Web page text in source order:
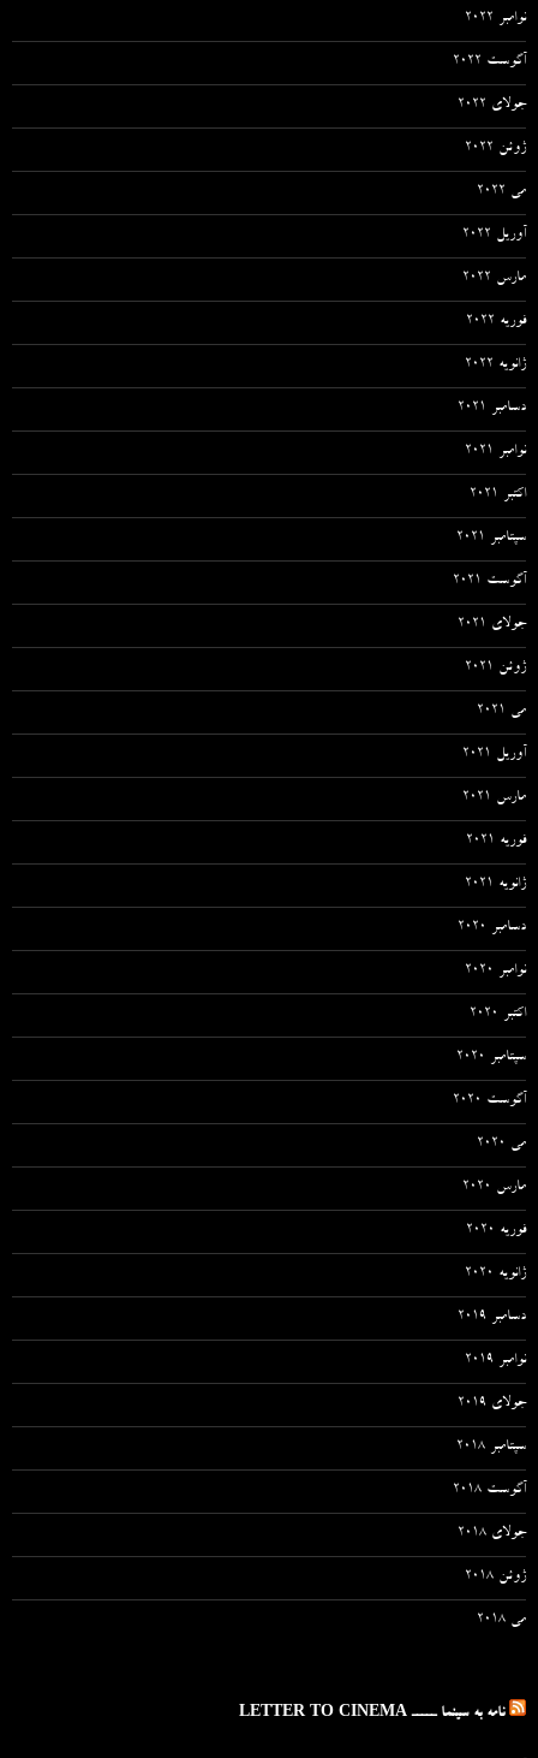
نوامبر 2022
آگوست 2022
جولای 2022
ژوئن 2022
می 2022
آوریل 2022
مارس 2022
فوریه 2022
ژانویه 2022
دسامبر 2021
نوامبر 2021
اکتبر 2021
سپتامبر 2021
آگوست 2021
جولای 2021
ژوئن 2021
می 2021
آوریل 2021
مارس 2021
فوریه 2021
ژانویه 2021
دسامبر 2020
نوامبر 2020
اکتبر 2020
سپتامبر 2020
آگوست 2020
می 2020
مارس 2020
فوریه 2020
ژانویه 2020
دسامبر 2019
نوامبر 2019
جولای 2019
سپتامبر 2018
آگوست 2018
جولای 2018
ژوئن 2018
می 2018
نامه به سینما ـــــ LETTER TO CINEMA